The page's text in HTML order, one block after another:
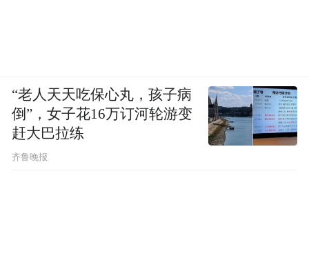
“老人天天吃保心丸，孩子病
倒”，女子花16万订河轮游变
赶大巴拉练
齐鲁晚报